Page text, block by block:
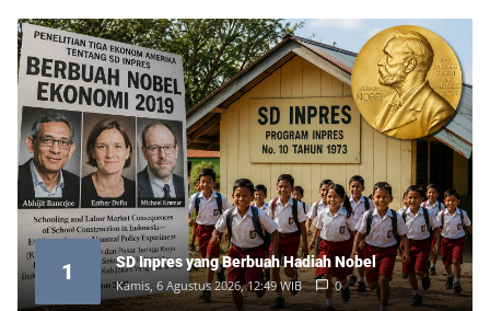
1 SD Inpres yang Berbuah Hadiah Nobel
Kamis, 6 Agustus 2026, 12:49 WIB 0